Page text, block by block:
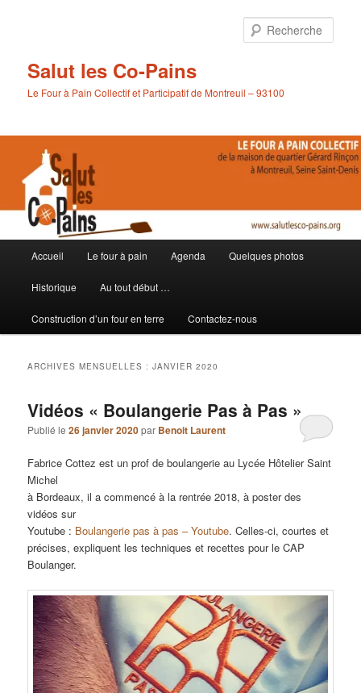
Salut les Co-Pains
Le Four à Pain Collectif et Participatif de Montreuil – 93100
principal
Accueil Le four à pain Agenda Quelques photos
Historique Au tout début …
Construction d’un four en terre Contactez-nous
ARCHIVES MENSUELLES :JANVIER 2020
Vidéos « Boulangerie Pas à Pas »
Publié le26 janvier 2020par Benoit Laurent
Fabrice Cottez est un prof de boulangerie au Lycée Hôtelier Saint
Michel
à Bordeaux, il a commencé à la rentrée 2018, à poster des
vidéos sur
Youtube : Boulangerie pas à pas – Youtube. Celles-ci, courtes et
précises, expliquent les techniques et recettes pour le CAP
Boulanger.